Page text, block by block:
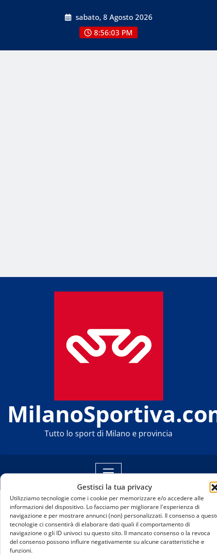
Gestisci la tua privacy
Utilizziamo tecnologie come i cookie per memorizzare e/o accedere alle
informazioni del dispositivo. Lo facciamo per migliorare l'esperienza di
navigazione e per mostrare annunci (non) personalizzati. Il consenso a
tecnologie ci consentirà di elaborare dati quali il comportamento di
navigazione o gli ID univoci su questo sito. Il mancato consenso o la revoca
del consenso possono influire negativamente su alcune caratteristiche e
funzioni.
sabato, 8 Agosto 2026
8:56:03 PM
Tutto lo sport di Milano e provincia
Home
CUS Milano e San Cristoforo protagonisti ai
Campionati Italiani Master: dodici medaglie e una
passione che non invecchia